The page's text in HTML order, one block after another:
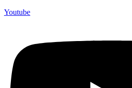
Youtube